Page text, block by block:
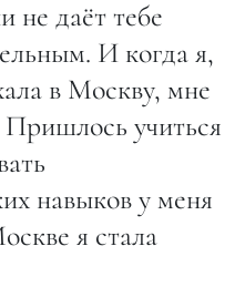
не даёт тебе
И когда я,
в Москву, мне
учиться
навыков у меня
я стала